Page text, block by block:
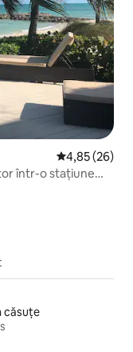
Scor mediu
4,85 (26)
într-o stațiune
căsuțe